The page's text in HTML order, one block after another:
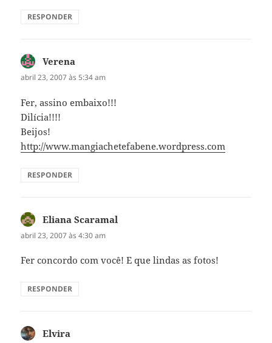
RESPONDER
Verena
abril 23, 2007 às 5:34 am
Fer, assino embaixo!!!
Dilícia!!!!
Beijos!
http://www.mangiachetefabene.wordpress.com
RESPONDER
Eliana Scaramal
abril 23, 2007 às 4:30 am
Fer concordo com você! E que lindas as fotos!
RESPONDER
Elvira